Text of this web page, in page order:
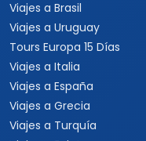
Viajes a Brasil
Viajes a Uruguay
Tours Europa 15 Días
Viajes a Italia
Viajes a España
Viajes a Grecia
Viajes a Turquía